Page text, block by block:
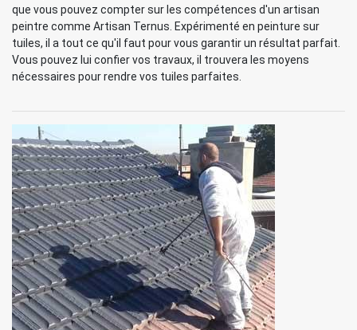
que vous pouvez compter sur les compétences d'un artisan
peintre comme Artisan Ternus. Expérimenté en peinture sur
tuiles, il a tout ce qu'il faut pour vous garantir un résultat parfait.
Vous pouvez lui confier vos travaux, il trouvera les moyens
nécessaires pour rendre vos tuiles parfaites.